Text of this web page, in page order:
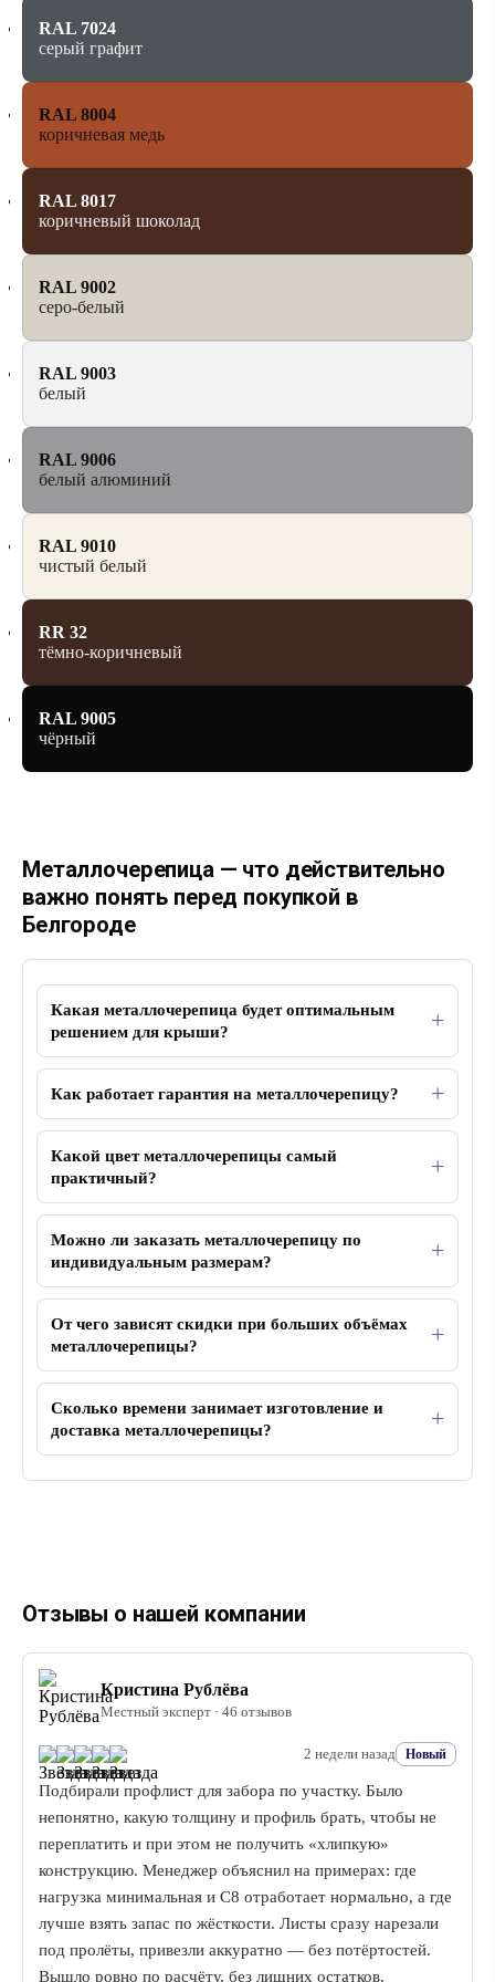
RAL 7024
серый графит
RAL 8004
коричневая медь
RAL 8017
коричневый шоколад
RAL 9002
серо-белый
RAL 9003
белый
RAL 9006
белый алюминий
RAL 9010
чистый белый
RR 32
тёмно-коричневый
RAL 9005
чёрный
Металлочерепица — что действительно
важно понять перед покупкой в
Белгороде
Какая металлочерепица будет оптимальным
решением для крыши?
Как работает гарантия на металлочерепицу?
Какой цвет металлочерепицы самый
практичный?
Можно ли заказать металлочерепицу по
индивидуальным размерам?
От чего зависят скидки при больших объёмах
металлочерепицы?
Сколько времени занимает изготовление и
доставка металлочерепицы?
Отзывы о нашей компании
Кристина Рублёва
Местный эксперт · 46 отзывов
2 недели назад Новый
Подбирали профлист для забора по участку. Было
непонятно, какую толщину и профиль брать, чтобы не
переплатить и при этом не получить «хлипкую»
конструкцию. Менеджер объяснил на примерах: где
нагрузка минимальная и С8 отработает нормально, а где
лучше взять запас по жёсткости. Листы сразу нарезали
под пролёты, привезли аккуратно — без потёртостей.
Вышло ровно по расчёту, без лишних остатков.